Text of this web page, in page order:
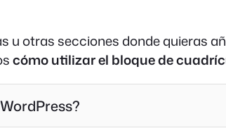
u otras secciones donde quieras
cómo utilizar el bloque de